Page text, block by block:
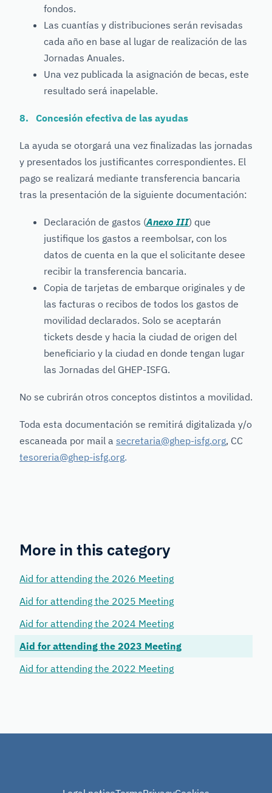
fondos.
Las cuantías y distribuciones serán revisadas
cada año en base al lugar de realización de las
Jornadas Anuales.
Una vez publicada la asignación de becas, este
resultado será inapelable.
8. Concesión efectiva de las ayudas
La ayuda se otorgará una vez finalizadas las jornadas
y presentados los justificantes correspondientes. El
pago se realizará mediante transferencia bancaria
tras la presentación de la siguiente documentación:
Declaración de gastos (Anexo III) que
justifique los gastos a reembolsar, con los
datos de cuenta en la que el solicitante desee
recibir la transferencia bancaria.
Copia de tarjetas de embarque originales y de
las facturas o recibos de todos los gastos de
movilidad declarados. Solo se aceptarán
tickets desde y hacia la ciudad de origen del
beneficiario y la ciudad en donde tengan lugar
las Jornadas del GHEP-ISFG.
No se cubrirán otros conceptos distintos a movilidad.
Toda esta documentación se remitirá digitalizada y/o
escaneada por mail a secretaria@ghep-isfg.org, CC
tesoreria@ghep-isfg.org.
More in this category
Aid for attending the 2026 Meeting
Aid for attending the 2025 Meeting
Aid for attending the 2024 Meeting
Aid for attending the 2023 Meeting
Aid for attending the 2022 Meeting